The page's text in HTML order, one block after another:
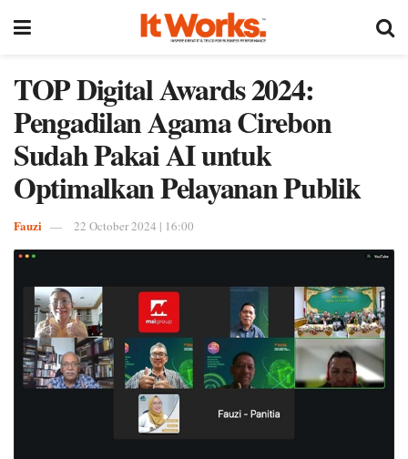
TOP Digital Awards 2024:
Pengadilan Agama Cirebon
Sudah Pakai AI untuk
Optimalkan Pelayanan Publik
Fauzi 22 October 2024 | 16:00